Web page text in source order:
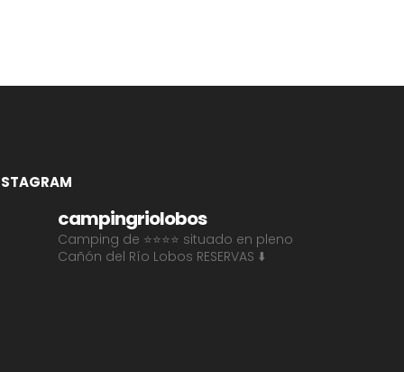
campingriolobos
Camping de ⭐⭐⭐⭐ situado en pleno
Cañón del Río Lobos RESERVAS ⬇️